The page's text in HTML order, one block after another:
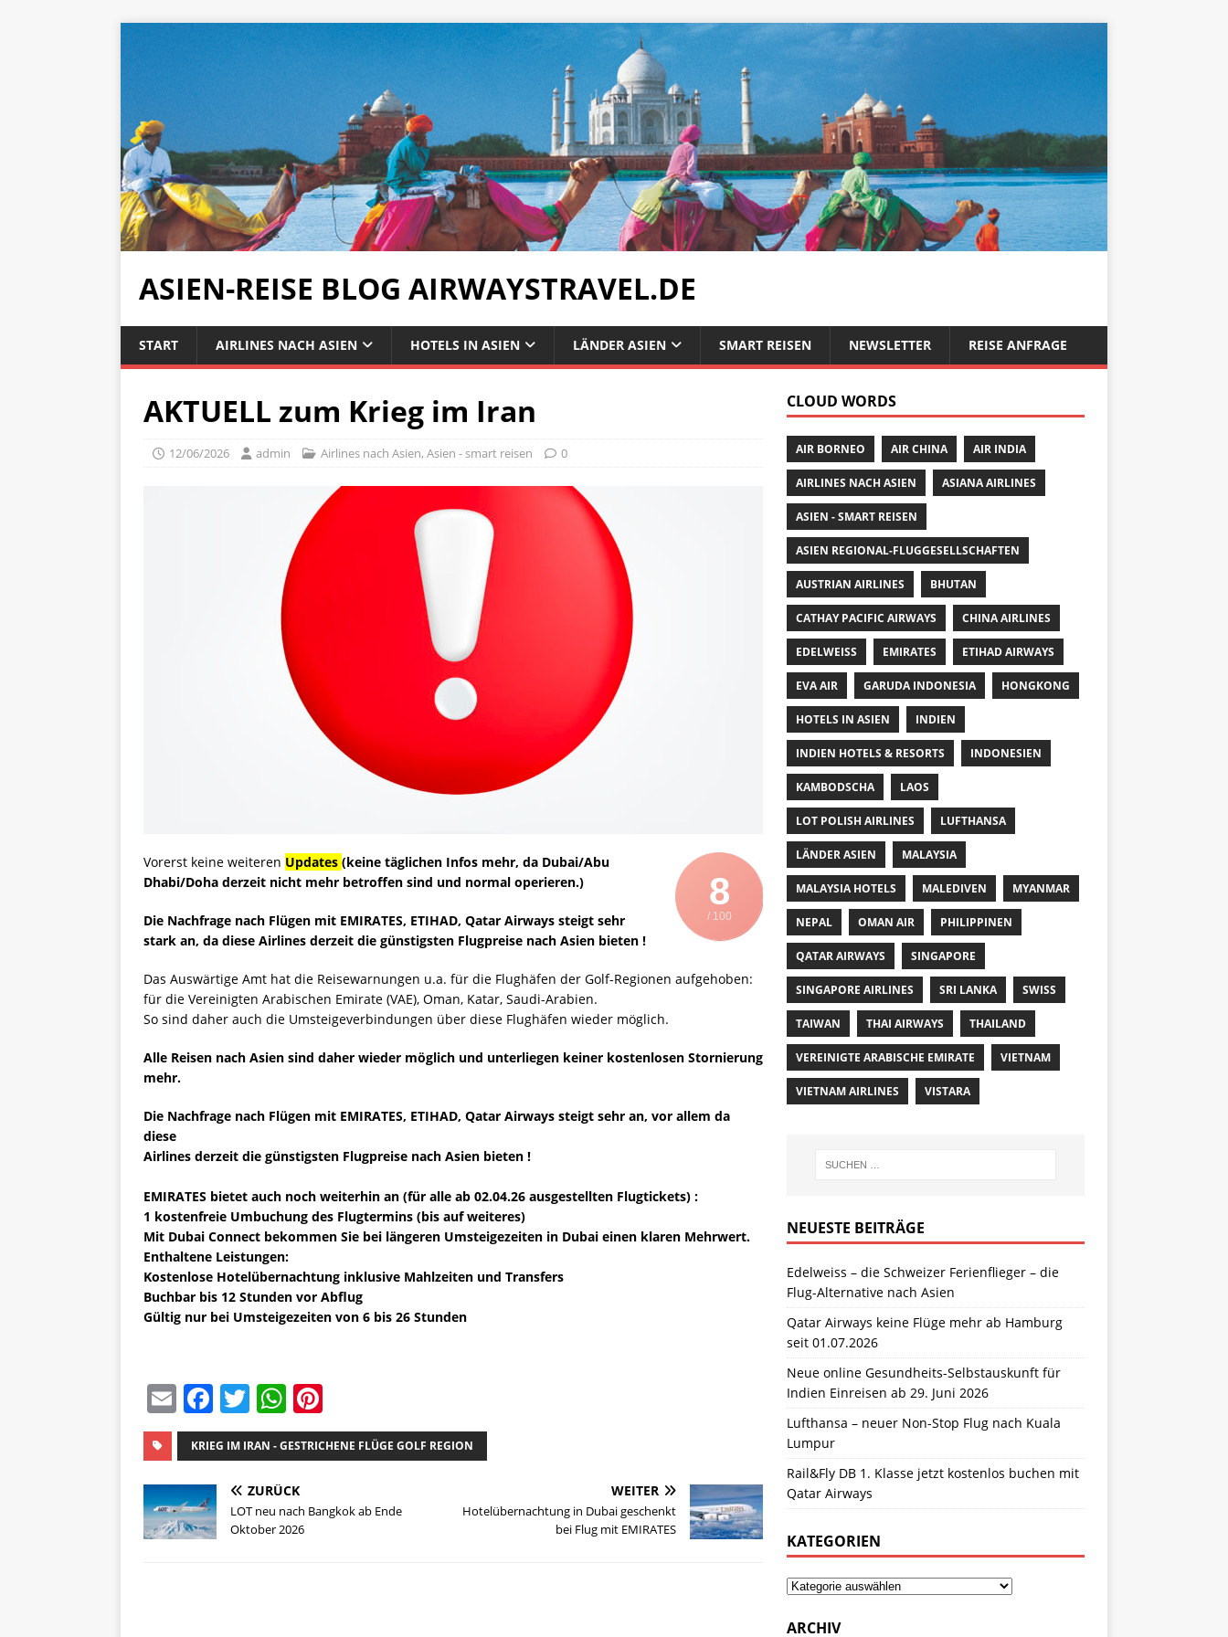
ASIEN-REISE BLOG AIRWAYSTRAVEL.DE
START AIRLINES NACH ASIEN HOTELS IN ASIEN LÄNDER ASIEN SMART REISEN NEWSLETTER REISE ANFRAGE
AKTUELL zum Krieg im Iran
12/06/2026 admin Airlines nach Asien, Asien - smart reisen 0
8
/ 100
Vorerst keine weiteren Updates (keine täglichen Infos mehr, da Dubai/Abu
Dhabi/Doha derzeit nicht mehr betroffen sind und normal operieren.)
Die Nachfrage nach Flügen mit EMIRATES, ETIHAD, Qatar Airways steigt sehr
stark an, da diese Airlines derzeit die günstigsten Flugpreise nach Asien bieten !
Das Auswärtige Amt hat die Reisewarnungen u.a. für die Flughäfen der Golf-Regionen aufgehoben:
für die Vereinigten Arabischen Emirate (VAE), Oman, Katar, Saudi-Arabien.
So sind daher auch die Umsteigeverbindungen über diese Flughäfen wieder möglich.
Alle Reisen nach Asien sind daher wieder möglich und unterliegen keiner kostenlosen Stornierung
mehr.
Die Nachfrage nach Flügen mit EMIRATES, ETIHAD, Qatar Airways steigt sehr an, vor allem da
diese
Airlines derzeit die günstigsten Flugpreise nach Asien bieten !
EMIRATES bietet auch noch weiterhin an (für alle ab 02.04.26 ausgestellten Flugtickets) :
1 kostenfreie Umbuchung des Flugtermins (bis auf weiteres)
Mit Dubai Connect bekommen Sie bei längeren Umsteigezeiten in Dubai einen klaren Mehrwert.
Enthaltene Leistungen:
Kostenlose Hotelübernachtung inklusive Mahlzeiten und Transfers
Buchbar bis 12 Stunden vor Abflug
Gültig nur bei Umsteigezeiten von 6 bis 26 Stunden
E
m
ai
l
F
a
c
e
b
o
T
w
it
te
r
W
h
at
s
A
p
n
te
st
KRIEG IM IRAN - GESTRICHENE FLÜGE GOLF REGION
ZURÜCK
LOT neu nach Bangkok ab Ende
Oktober 2026
WEITER
Hotelübernachtung in Dubai geschenkt
bei Flug mit EMIRATES
CLOUD WORDS
AIR BORNEO AIR CHINA AIR INDIA
AIRLINES NACH ASIEN ASIANA AIRLINES
ASIEN - SMART REISEN
ASIEN REGIONAL-FLUGGESELLSCHAFTEN
AUSTRIAN AIRLINES BHUTAN
CATHAY PACIFIC AIRWAYS CHINA AIRLINES
EDELWEISS EMIRATES ETIHAD AIRWAYS
EVA AIR GARUDA INDONESIA HONGKONG
HOTELS IN ASIEN INDIEN
INDIEN HOTELS & RESORTS INDONESIEN
KAMBODSCHA LAOS
LOT POLISH AIRLINES LUFTHANSA
LÄNDER ASIEN MALAYSIA
MALAYSIA HOTELS MALEDIVEN MYANMAR
NEPAL OMAN AIR PHILIPPINEN
QATAR AIRWAYS SINGAPORE
SINGAPORE AIRLINES SRI LANKA SWISS
TAIWAN THAI AIRWAYS THAILAND
VEREINIGTE ARABISCHE EMIRATE VIETNAM
VIETNAM AIRLINES VISTARA
NEUESTE BEITRÄGE
Edelweiss – die Schweizer Ferienflieger – die
Flug-Alternative nach Asien
Qatar Airways keine Flüge mehr ab Hamburg
seit 01.07.2026
Neue online Gesundheits-Selbstauskunft für
Indien Einreisen ab 29. Juni 2026
Lufthansa – neuer Non-Stop Flug nach Kuala
Lumpur
Rail&Fly DB 1. Klasse jetzt kostenlos buchen mit
Qatar Airways
KATEGORIEN
ARCHIV